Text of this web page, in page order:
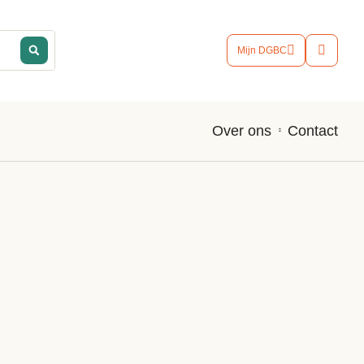
Mijn DGBC
Over ons Contact